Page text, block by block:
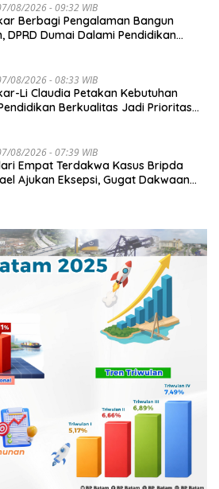
08/2026 - 09:32 WIB
Berbagi Pengalaman Bangun
DPRD Dumai Dalami Pendidikan
08/2026 - 08:33 WIB
Li Claudia Petakan Kebutuhan
Berkualitas Jadi Prioritas
08/2026 - 07:39 WIB
Empat Terdakwa Kasus Bripda
Ajukan Eksepsi, Gugat Dakwaan